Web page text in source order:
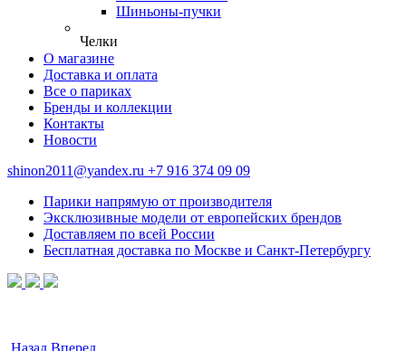
Шиньоны-пучки
Челки
О магазине
Доставка и оплата
Все о париках
Бренды и коллекции
Контакты
Новости
shinon2011@yandex.ru +7 916 374 09 09
Парики напрямую от производителя
Эксклюзивные модели от европейских брендов
Доставляем по всей России
Бесплатная доставка по Москве и Санкт-Петербургу
Назад Вперед